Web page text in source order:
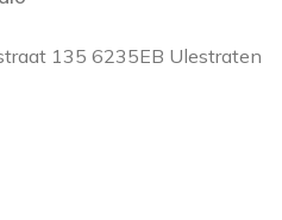
135 6235EB Ulestraten